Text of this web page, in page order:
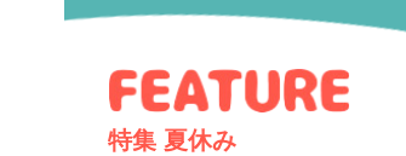
特集 夏休み